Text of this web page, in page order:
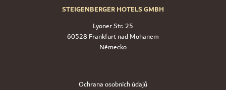
STEIGENBERGER HOTELS GMBH
Lyoner Str. 25
60528 Frankfurt nad Mohanem
Německo
Ochrana osobních údajů